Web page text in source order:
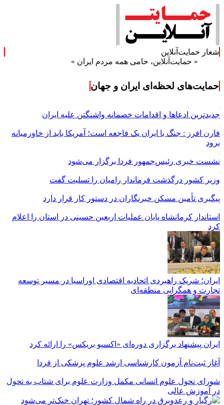
شعار حمایت‌آنلاین
حامی همه مردم ایران »
حمایت‌های لحظه‌ای ایران و جهان
جدیدترین ادعاها و اقدامات خصمانه واشنگتن علیه ایران
فارن افرز : جنگ با ایران یک فاجعه است؛ آمریکا باید از خاورمیانه
برود
نشست خبری رئیس‌جمهور فردا برگزار می‌شود
وزیر کشور درگذشت فرماندار رامیان را تسلیت گفت
پیگیری تأمین مسکن خبرنگاران در دستور کار قرار دارد
استاندار کرمانشاه پایان عملیات اربعین حسینی در استان را اعلام
کرد
ایران؛ شریک راهبردی اتحادیه اقتصادی اوراسیا در مسیر توسعه
تجارت و همگرایی منطقه‌ای
ایران پیشنهاد برگزاری دوره‌ای «اکسپو بریکس» را ارائه کرد
آغاز ثبت‌نام‌ آزمون کارشناسی ارشد علوم پزشکی از فردا
شورای تحول علوم انسانی مکمل وزارت علوم برای شتاب به تحول
در آموزش عالی